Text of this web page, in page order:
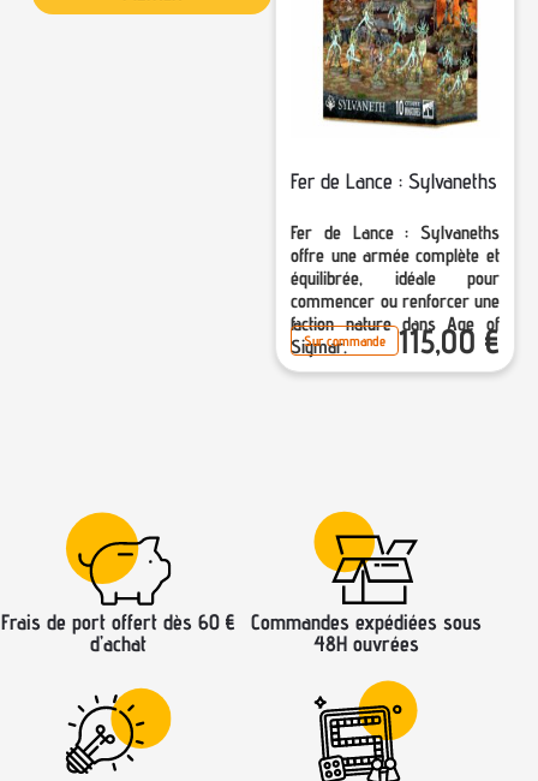
Fer de Lance : Sylvaneths
Fer de Lance : Sylvaneths
offre une armée complète et
équilibrée, idéale pour
commencer ou renforcer une
faction nature dans Age of
Sigmar.
Sur commande 115,00 €
Frais de port offert dès 60 €
d’achat
Commandes expédiées sous
48H ouvrées